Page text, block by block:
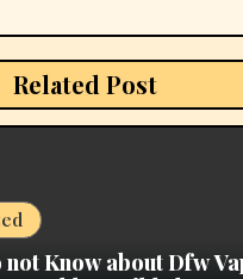
Related Post
not Know about Dfw